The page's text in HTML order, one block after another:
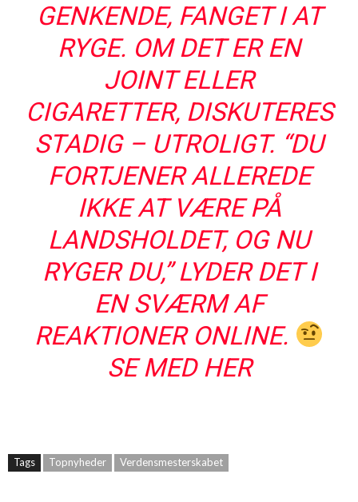
GENKENDE, FANGET I AT
RYGE. OM DET ER EN
JOINT ELLER
CIGARETTER, DISKUTERES
STADIG – UTROLIGT. “DU
FORTJENER ALLEREDE
IKKE AT VÆRE PÅ
LANDSHOLDET, OG NU
RYGER DU,” LYDER DET I
EN SVÆRM AF
REAKTIONER ONLINE.
SE MED HER
Tags Topnyheder Verdensmesterskabet